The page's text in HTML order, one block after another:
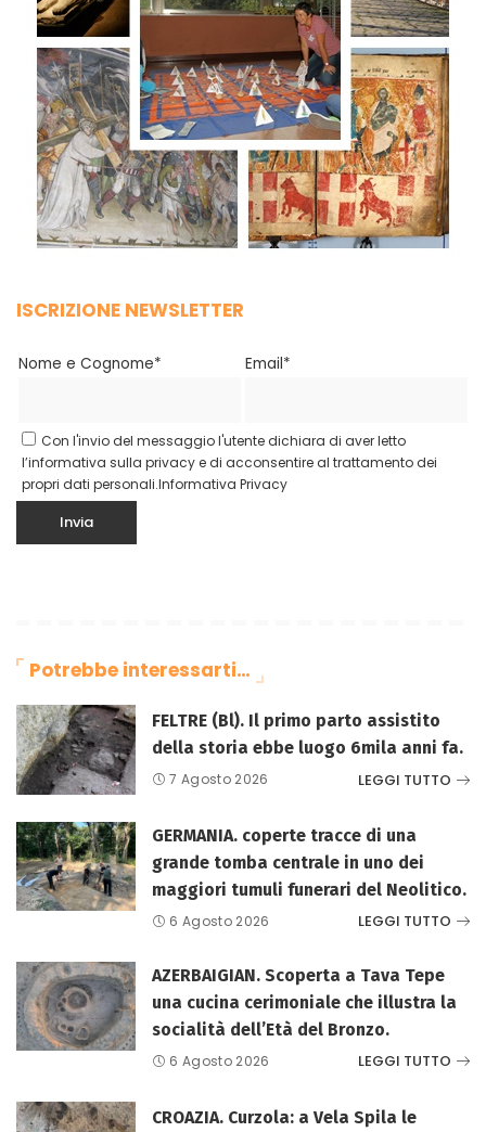
ISCRIZIONE NEWSLETTER
Nome e Cognome* Email*
Con l'invio del messaggio l'utente dichiara di aver letto
l’informativa sulla privacy e di acconsentire al trattamento dei
propri dati personali.Informativa Privacy
Potrebbe interessarti…
FELTRE (Bl). Il primo parto assistito
della storia ebbe luogo 6mila anni fa.
7 Agosto 2026 LEGGI TUTTO
GERMANIA. coperte tracce di una
grande tomba centrale in uno dei
maggiori tumuli funerari del Neolitico.
6 Agosto 2026 LEGGI TUTTO
AZERBAIGIAN. Scoperta a Tava Tepe
una cucina cerimoniale che illustra la
socialità dell’Età del Bronzo.
6 Agosto 2026 LEGGI TUTTO
CROAZIA. Curzola: a Vela Spila le